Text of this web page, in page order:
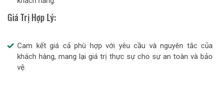
Giá Trị Hợp Lý:
Cam kết giá cả phù hợp với yêu cầu và nguyên tắc của
khách hàng, mang lại giá trị thực sự cho sự an toàn và bảo
vệ.